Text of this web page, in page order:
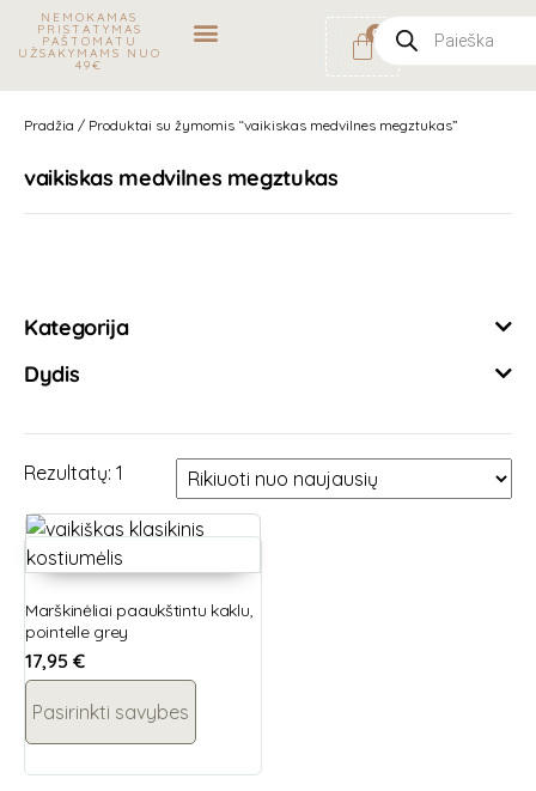
NEMOKAMAS
PRISTATYMAS
PAŠTOMATU
UŽSAKYMAMS NUO
49€
0
Pradžia / Produktai su žymomis “vaikiskas medvilnes megztukas”
vaikiskas medvilnes megztukas
Kategorija
Dydis
Rezultatų: 1
Marškinėliai paaukštintu kaklu,
pointelle grey
17,95 €
Pasirinkti savybes